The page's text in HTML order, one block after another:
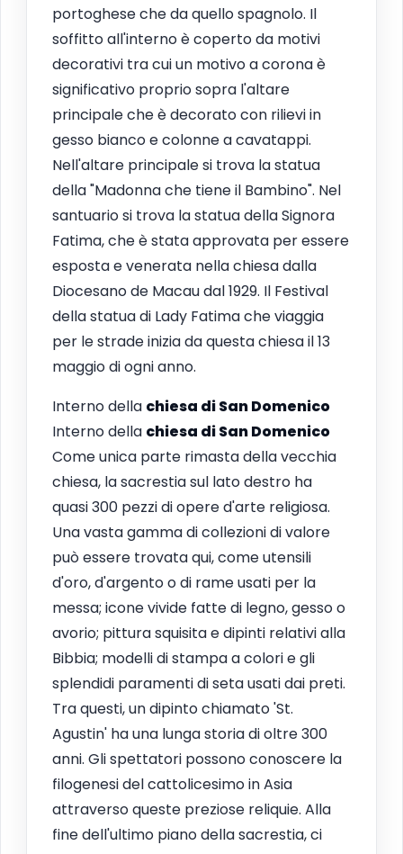
portoghese che da quello spagnolo. Il
soffitto all'interno è coperto da motivi
decorativi tra cui un motivo a corona è
significativo proprio sopra l'altare
principale che è decorato con rilievi in
gesso bianco e colonne a cavatappi.
Nell'altare principale si trova la statua
della "Madonna che tiene il Bambino". Nel
santuario si trova la statua della Signora
Fatima, che è stata approvata per essere
esposta e venerata nella chiesa dalla
Diocesano de Macau dal 1929. Il Festival
della statua di Lady Fatima che viaggia
per le strade inizia da questa chiesa il 13
maggio di ogni anno.
Interno della chiesa di San Domenico
Interno della chiesa di San Domenico
Come unica parte rimasta della vecchia
chiesa, la sacrestia sul lato destro ha
quasi 300 pezzi di opere d'arte religiosa.
Una vasta gamma di collezioni di valore
può essere trovata qui, come utensili
d'oro, d'argento o di rame usati per la
messa; icone vivide fatte di legno, gesso o
avorio; pittura squisita e dipinti relativi alla
Bibbia; modelli di stampa a colori e gli
splendidi paramenti di seta usati dai preti.
Tra questi, un dipinto chiamato 'St.
Agustin' ha una lunga storia di oltre 300
anni. Gli spettatori possono conoscere la
filogenesi del cattolicesimo in Asia
attraverso queste preziose reliquie. Alla
fine dell'ultimo piano della sacrestia, ci